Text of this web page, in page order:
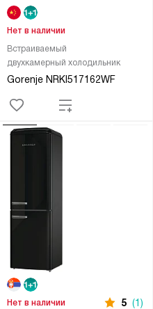
Встраиваемый
двухкамерный холодильник
Gorenje NRKI517162WF
Нет в наличии
Нет в наличии 5 (1)